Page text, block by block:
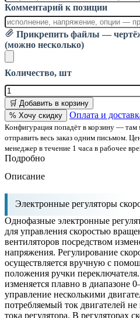
Комментарий к позиции
Прикрепить файлы —
(можно несколько)
Количество, шт
🛒 Добавить в корзину
% Хочу скидку
Оплата и
Конфигурация попадёт в корзину —
отправить весь заказ одним письмом.
менеджер в течение 1 часа в рабочее
Подробно
Описание
Электронные регуляторы
Однофазные электронные
для управления скоростью
вентиляторов посредством
напряжения. Регулирование
осуществляется вручную с
положения ручки
изменяется плавно в диапазоне
управление несколькими
потребляемый ток двигателей
тока регулятора. В регуляторах